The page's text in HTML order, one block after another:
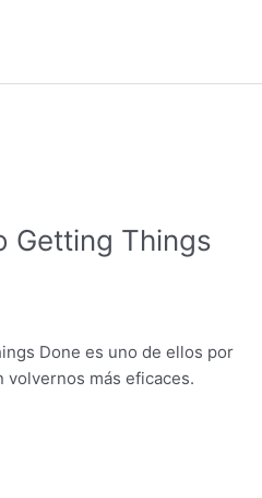
Getting Things
Done es uno de ellos por
volvernos más eficaces.